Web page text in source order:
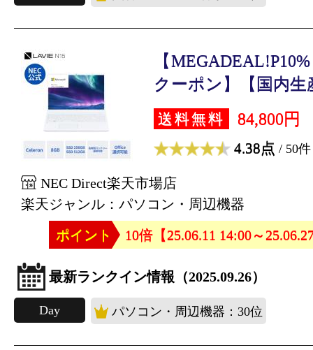
【
クーポン】【国内生
送料無料 84,800円
4.38点 / 50件
NEC Direct楽天市場店
楽天ジャンル：パソコン・周辺機器
ポイント
10倍【25.06.11 14:00～
最新ランクイン情報（2025.09.26）
Day パソコン・周辺機器：30位